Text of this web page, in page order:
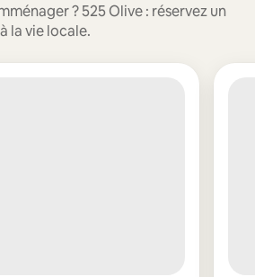
? 525 Olive : réservez un
la vie locale.